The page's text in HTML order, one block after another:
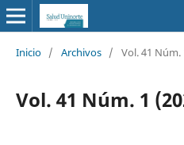
Inicio / Archivos / Vol. 41 Núm.
Vol. 41 Núm. 1